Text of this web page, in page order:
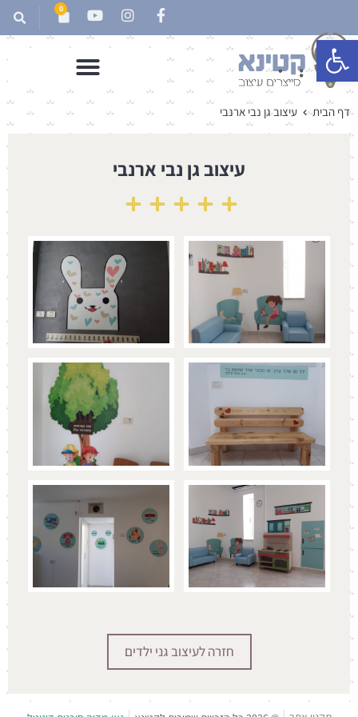
פתח סרגל נגישות
0
דף הבית עיצוב גן נבי ארנבי
עיצוב גן נבי ארנבי
חזרה לעיצוב גני ילדים